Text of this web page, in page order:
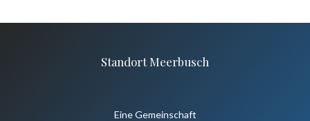
Standort Meerbusch
Eine Gemeinschaft